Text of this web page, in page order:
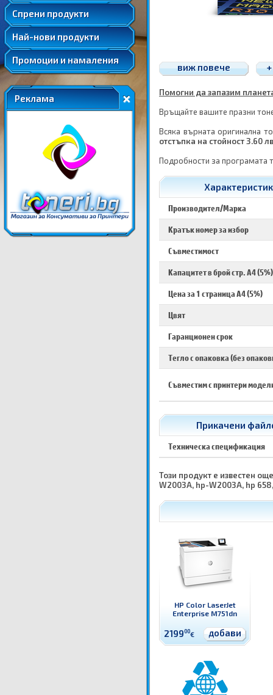
Спрени продукти
Удължени и допълнителни гаранции
Най-нови продукти
Промоции и намаления
Реклама
виж повече
Помогни да запазим
Връщайте вашите празни
Всяка върната оригинална
отстъпка на стойност 3.60
Подробности за програмата
Производител/Марка
Кратък номер за избор
Съвместимост
Капацитет в брой стр. A4 (5%)
Цена за 1 страница A4 (5%)
Цвят
Гаранционен срок
Тегло с опаковка (без
Съвместим с принтери
Прикачени
Техническа спецификация
Този продукт е известен
W2003A, hp-W2003A, hp
HP Color LaserJet
Enterprise M751dn
219900€ добави